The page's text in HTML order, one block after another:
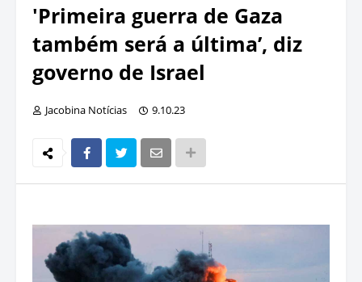
'Primeira guerra de Gaza
também será a última’, diz
governo de Israel
Jacobina Notícias 9.10.23